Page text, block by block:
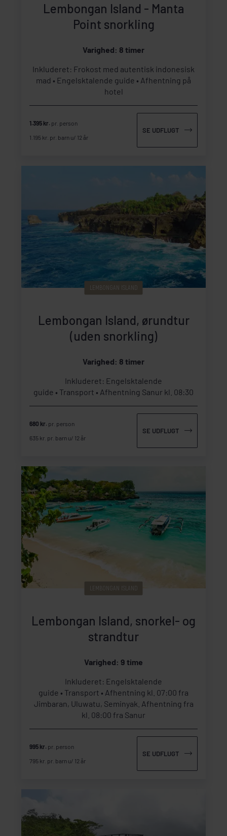
Lembongan Island - Manta
Point snorkling
Varighed: 8 timer
Inkluderet: Frokost med autentisk indonesisk
mad
Engelsktalende guide
Afhentning på
hotel
1.395 kr. pr. person
1.195 kr. pr. barn u/ 12 år
SE UDFLUGT
LEMBONGAN ISLAND
Lembongan Island, ørundtur
(uden snorkling)
Varighed: 8 timer
Inkluderet: Engelsktalende
guide
Transport Afhentning Sanur kl. 08:30
680 kr. pr. person
635 kr. pr. barn u/ 12 år
SE UDFLUGT
LEMBONGAN ISLAND
Lembongan Island, snorkel- og
strandtur
Varighed: 9 time
Inkluderet: Engelsktalende
guide
Transport
Afhentning kl. 07:00 fra
Jimbaran, Uluwatu, Seminyak. Afhentning fra
kl. 08:00 fra Sanur
995 kr. pr. person
795 kr. pr. barn u/ 12 år
SE UDFLUGT